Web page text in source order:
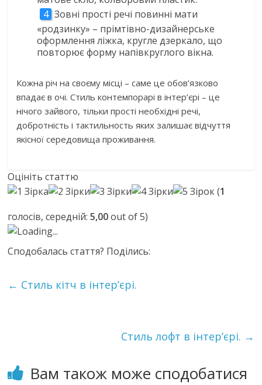
Зовні прості речі повинні мати
«родзинку» – прімтівно-дизайнерське
оформлення ліжка, кругле дзеркало, що
повторює форму напівкруглого вікна.
Кожна річ на своєму місці – саме це обов’язково
впадає в очі. Стиль контемпорарі в інтер’єрі – це
нічого зайвого, тільки прості необхідні речі,
добротність і тактильность яких залишає відчуття
якісної середовища проживання.
Оцініть статтю
(1
голосів, середній:5,00out of 5)
Loading...
Сподобалась стаття? Поділись:
← Стиль кітч в інтер’єрі.
Cтиль лофт в інтер’єрі. →
Вам також може сподобатися